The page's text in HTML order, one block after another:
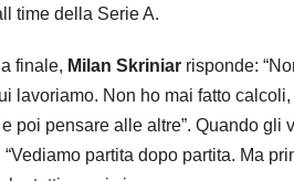
time della Serie A.
finale, Milan Skriniar risponde:
lavoriamo. Non ho mai fatto
poi pensare alle altre”. Quando
partita dopo partita. Ma